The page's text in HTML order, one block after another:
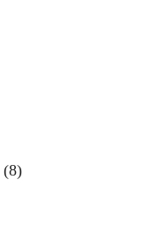
(8)